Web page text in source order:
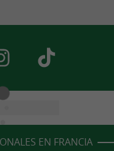
EN FRANCIA